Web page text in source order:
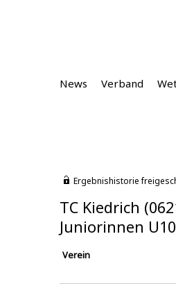
News Verband
Ergebnishistorie
TC Kiedrich
Juniorinnen
Verein